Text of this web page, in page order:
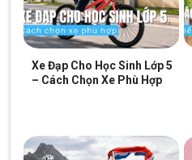
Xe Đạp Cho Học Sinh Lớp 5
– Cách Chọn Xe Phù Hợp